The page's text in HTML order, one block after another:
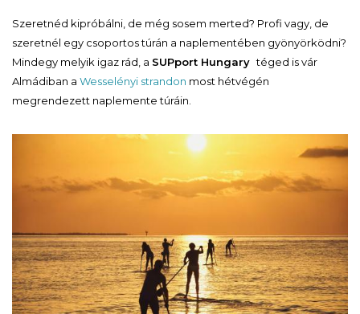
Szeretnéd kipróbálni, de még sosem merted? Profi vagy, de
szeretnél egy csoportos túrán a naplementében gyönyörködni?
Mindegy melyik igaz rád, a SUPport Hungary téged is vár
Almádiban a Wesselényi strandon most hétvégén
megrendezett naplemente túráin.